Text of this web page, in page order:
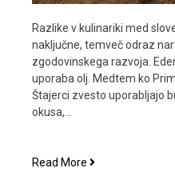
Razlike v kulinariki med
naključne, temveč odraz
zgodovinskega razvoja.
uporaba olj. Medtem ko
Štajerci zvesto uporabljajo
okusa,…
Read More Štajercem